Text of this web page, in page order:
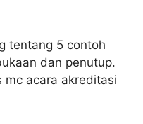
tentang 5 contoh
dan penutup.
mc acara akreditasi